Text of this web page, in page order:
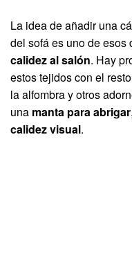
La idea de añadir una
del sofá es uno de esos
calidez al salón. Hay
estos tejidos con el
la alfombra y otros
una manta para abrigar
calidez visual.